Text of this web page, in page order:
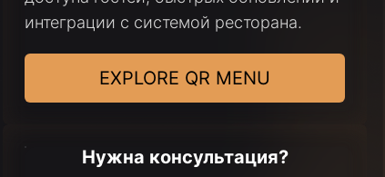
интеграции с системой ресторана.
EXPLORE QR MENU
Нужна консультация?